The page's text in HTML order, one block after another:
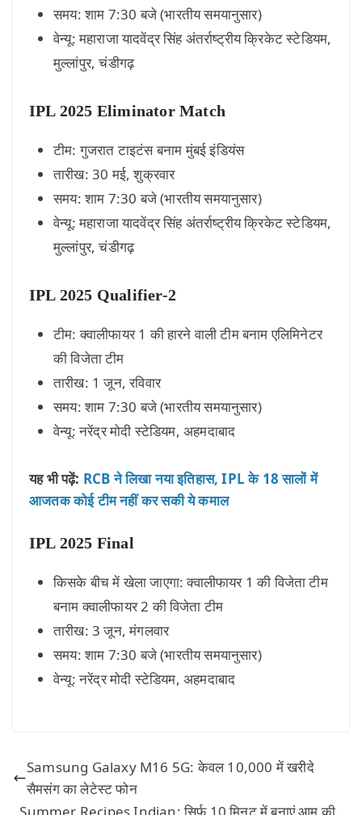
समय: शाम 7:30 बजे (भारतीय समयानुसार)
वेन्यू: महाराजा यादवेंद्र सिंह अंतर्राष्ट्रीय क्रिकेट स्टेडियम,
मुल्लांपुर, चंडीगढ़
IPL 2025 Eliminator Match
टीम: गुजरात टाइटंस बनाम मुंबई इंडियंस
तारीख: 30 मई, शुक्रवार
समय: शाम 7:30 बजे (भारतीय समयानुसार)
वेन्यू: महाराजा यादवेंद्र सिंह अंतर्राष्ट्रीय क्रिकेट स्टेडियम,
मुल्लांपुर, चंडीगढ़
IPL 2025 Qualifier-2
टीम: क्वालीफायर 1 की हारने वाली टीम बनाम एलिमिनेटर
की विजेता टीम
तारीख: 1 जून, रविवार
समय: शाम 7:30 बजे (भारतीय समयानुसार)
वेन्यू: नरेंद्र मोदी स्टेडियम, अहमदाबाद
यह भी पढ़ें: RCB ने लिखा नया इतिहास, IPL के 18 सालों में
आजतक कोई टीम नहीं कर सकी ये कमाल
IPL 2025 Final
किसके बीच में खेला जाएगा: क्वालीफायर 1 की विजेता टीम
बनाम क्वालीफायर 2 की विजेता टीम
तारीख: 3 जून, मंगलवार
समय: शाम 7:30 बजे (भारतीय समयानुसार)
वेन्यू: नरेंद्र मोदी स्टेडियम, अहमदाबाद
Samsung Galaxy M16 5G: केवल 10,000 में खरीदे
सैमसंग का लेटेस्ट फोन